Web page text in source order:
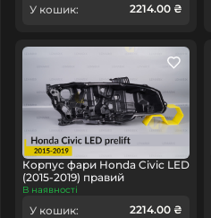
У кошик: 2214.00 ₴
Корпус фари Honda Civic LED
(2015-2019) правий
В наявності
У кошик: 2214.00 ₴